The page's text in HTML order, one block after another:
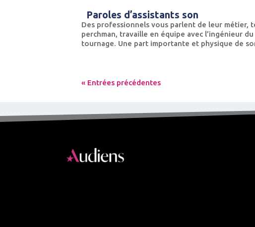
Paroles d’assistants son
Des professionnels vous parlent de leur métier,
perchman, travaille en équipe avec l’ingénieur
tournage. Une part importante et physique de
« Entrées précédentes